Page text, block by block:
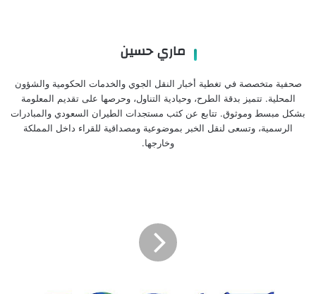
ماري حسين
صحفية متخصصة في تغطية أخبار النقل الجوي والخدمات الحكومية والشؤون
المحلية. تتميز بدقة الطرح، وحيادية التناول، وحرصها على تقديم المعلومة
بشكل مبسط وموثوق. تتابع عن كثب مستجدات الطيران السعودي والمبادرات
الرسمية، وتسعى لنقل الخبر بموضوعية ومصداقية للقراء داخل المملكة
وخارجها.